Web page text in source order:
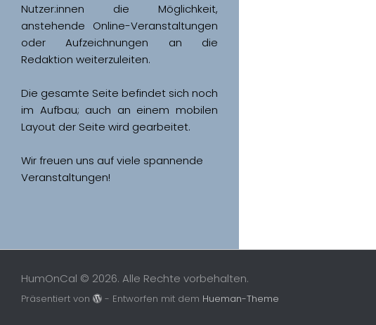
Nutzer:innen die Möglichkeit,
anstehende Online-Veranstaltungen
oder Aufzeichnungen an die
Redaktion weiterzuleiten.
Die gesamte Seite befindet sich noch
im Aufbau; auch an einem mobilen
Wir freuen uns auf viele spannende
Veranstaltungen!
HumOnCal © 2026. Alle Rechte vorbehalten.
Präsentiert von - Entworfen mit dem Hueman-Theme